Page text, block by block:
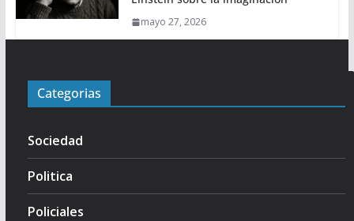
mayo 27, 2026
Categorias
Sociedad
Politica
Policiales